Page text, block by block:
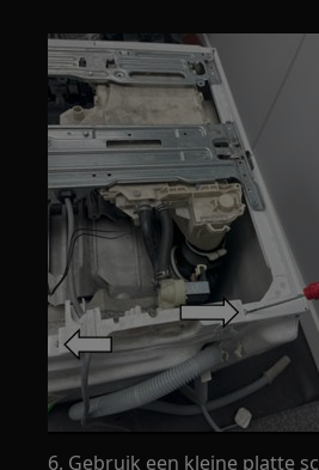
6. Gebruik een kleine platte